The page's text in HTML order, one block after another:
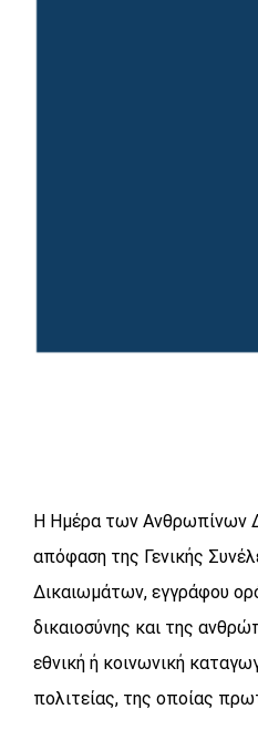
Η Ημέρα των Ανθρωπίνων
απόφαση της Γενικής
Δικαιωμάτων, εγγράφου
δικαιοσύνης και της
εθνική ή κοινωνική
πολιτείας, της οποίας